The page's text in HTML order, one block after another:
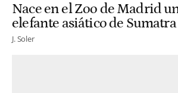
Nace en el Zoo de Madrid
elefante asiático de Sumatra
J. Soler